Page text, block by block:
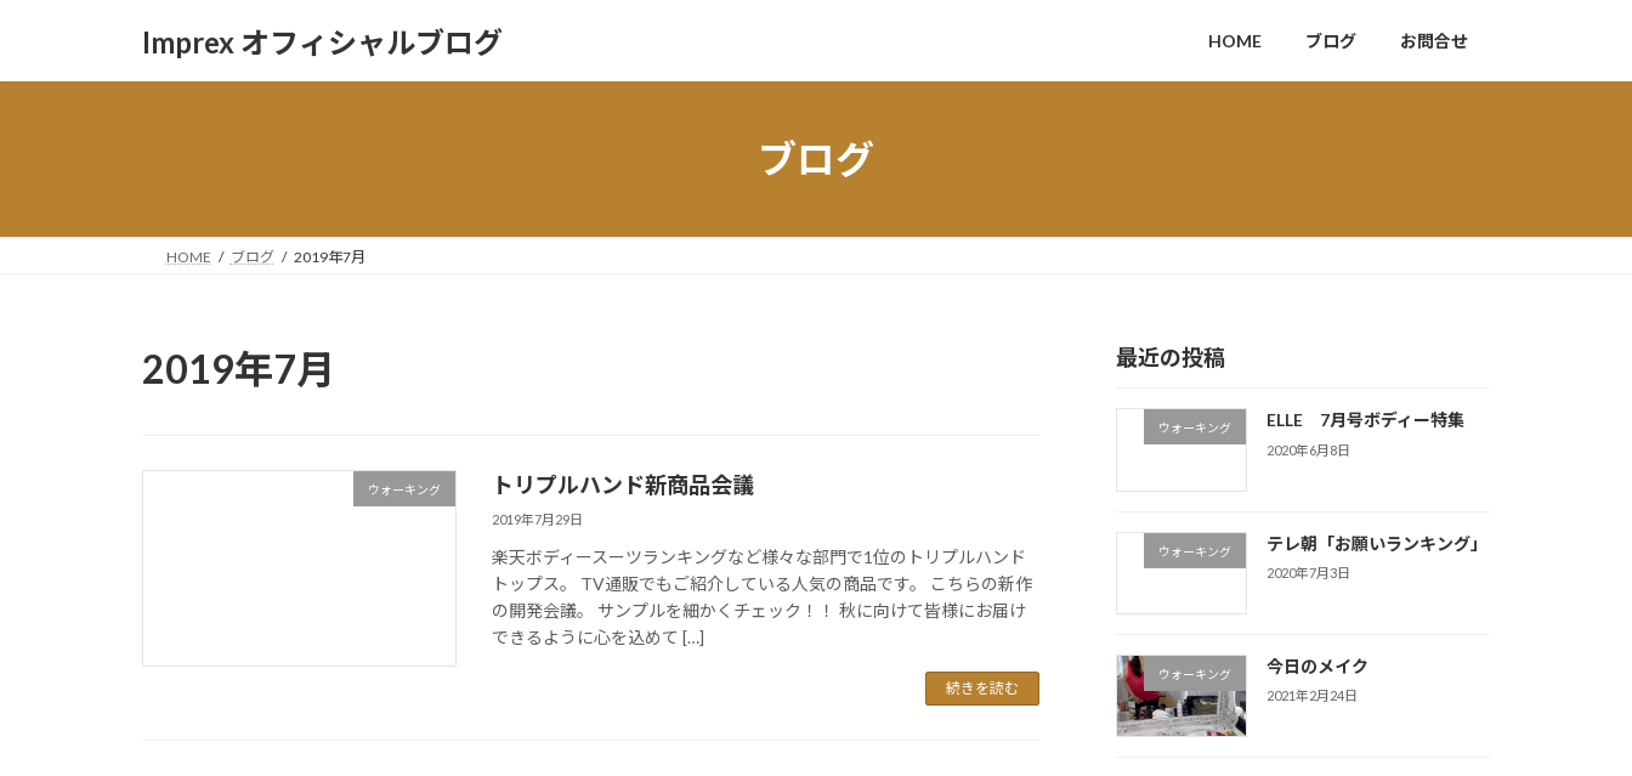
Imprex オフィシャルブログ HOME ブログ お問合せ
ブログ
HOME ブログ 2019年7月
2019年7月
ウォーキング トリプルハンド新商品会議
2019年7月29日
楽天ボディースーツランキングなど様々な部門で1位のトリプルハンド
トップス。 TV通販でもご紹介している人気の商品です。 こちらの新作
の開発会議。 サンプルを細かくチェック！！ 秋に向けて皆様にお届け
できるように心を込めて […]
続きを読む
最近の投稿
ウォーキング ELLE 7月号ボディー特集
2020年6月8日
ウォーキング テレ朝「お願いランキング」
2020年7月3日
ウォーキング 今日のメイク
2021年2月24日